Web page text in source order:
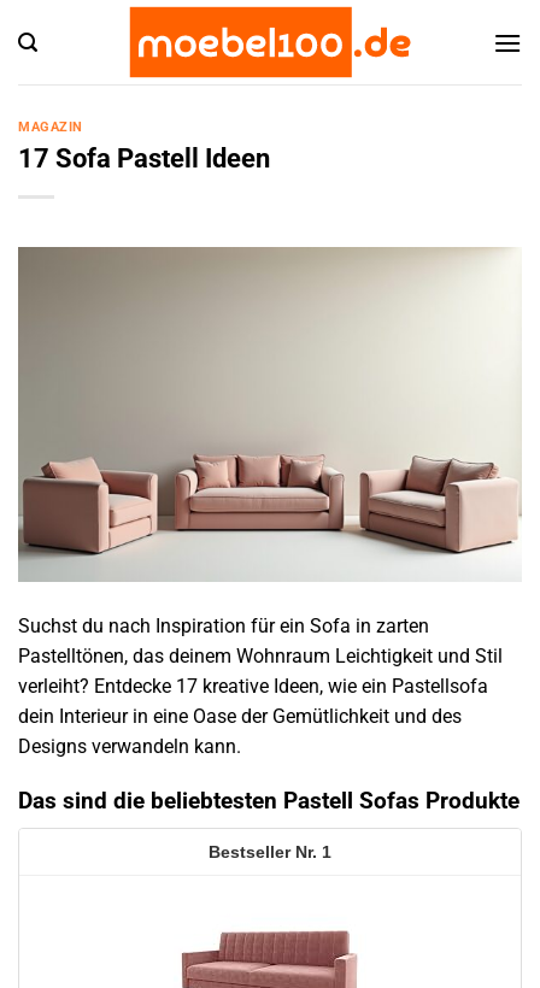
Inhalt
MAGAZIN
17 Sofa Pastell Ideen
Suchst du nach Inspiration für ein Sofa in zarten
Pastelltönen, das deinem Wohnraum Leichtigkeit und Stil
verleiht? Entdecke 17 kreative Ideen, wie ein Pastellsofa
dein Interieur in eine Oase der Gemütlichkeit und des
Designs verwandeln kann.
Das sind die beliebtesten Pastell Sofas Produkte
1